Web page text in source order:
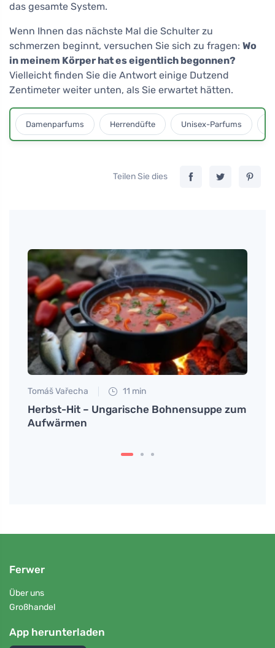
das gesamte System.
Wenn Ihnen das nächste Mal die Schulter zu
schmerzen beginnt, versuchen Sie sich zu fragen: Wo
in meinem Körper hat es eigentlich begonnen?
Vielleicht finden Sie die Antwort einige Dutzend
Zentimeter weiter unten, als Sie erwartet hätten.
Damenparfums Herrendüfte Unisex-Parfums
Teilen Sie dies
Tomáš Vařecha 11 min
Herbst-Hit – Ungarische Bohnensuppe zum
Aufwärmen
Ferwer
Über uns
Großhandel
App herunterladen